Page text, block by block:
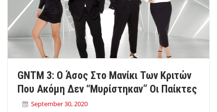
GNTM 3: Ο Άσος Στο Μανίκι Των Κριτών
Που Ακόμη Δεν “μυρίστηκαν” Οι Παίκτες
September 30, 2020